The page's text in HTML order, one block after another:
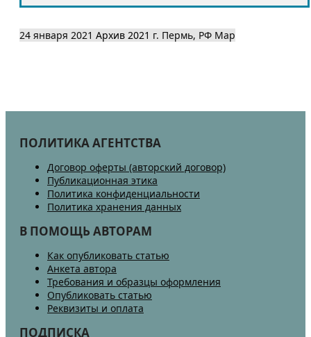
24 января 2021 Архив 2021 г. Пермь, РФ Map
ПОЛИТИКА АГЕНТСТВА
Договор оферты (авторский договор)
Публикационная этика
Политика конфиденциальности
Политика хранения данных
В ПОМОЩЬ АВТОРАМ
Как опубликовать статью
Анкета автора
Требования и образцы оформления
Опубликовать статью
Реквизиты и оплата
ПОДПИСКА